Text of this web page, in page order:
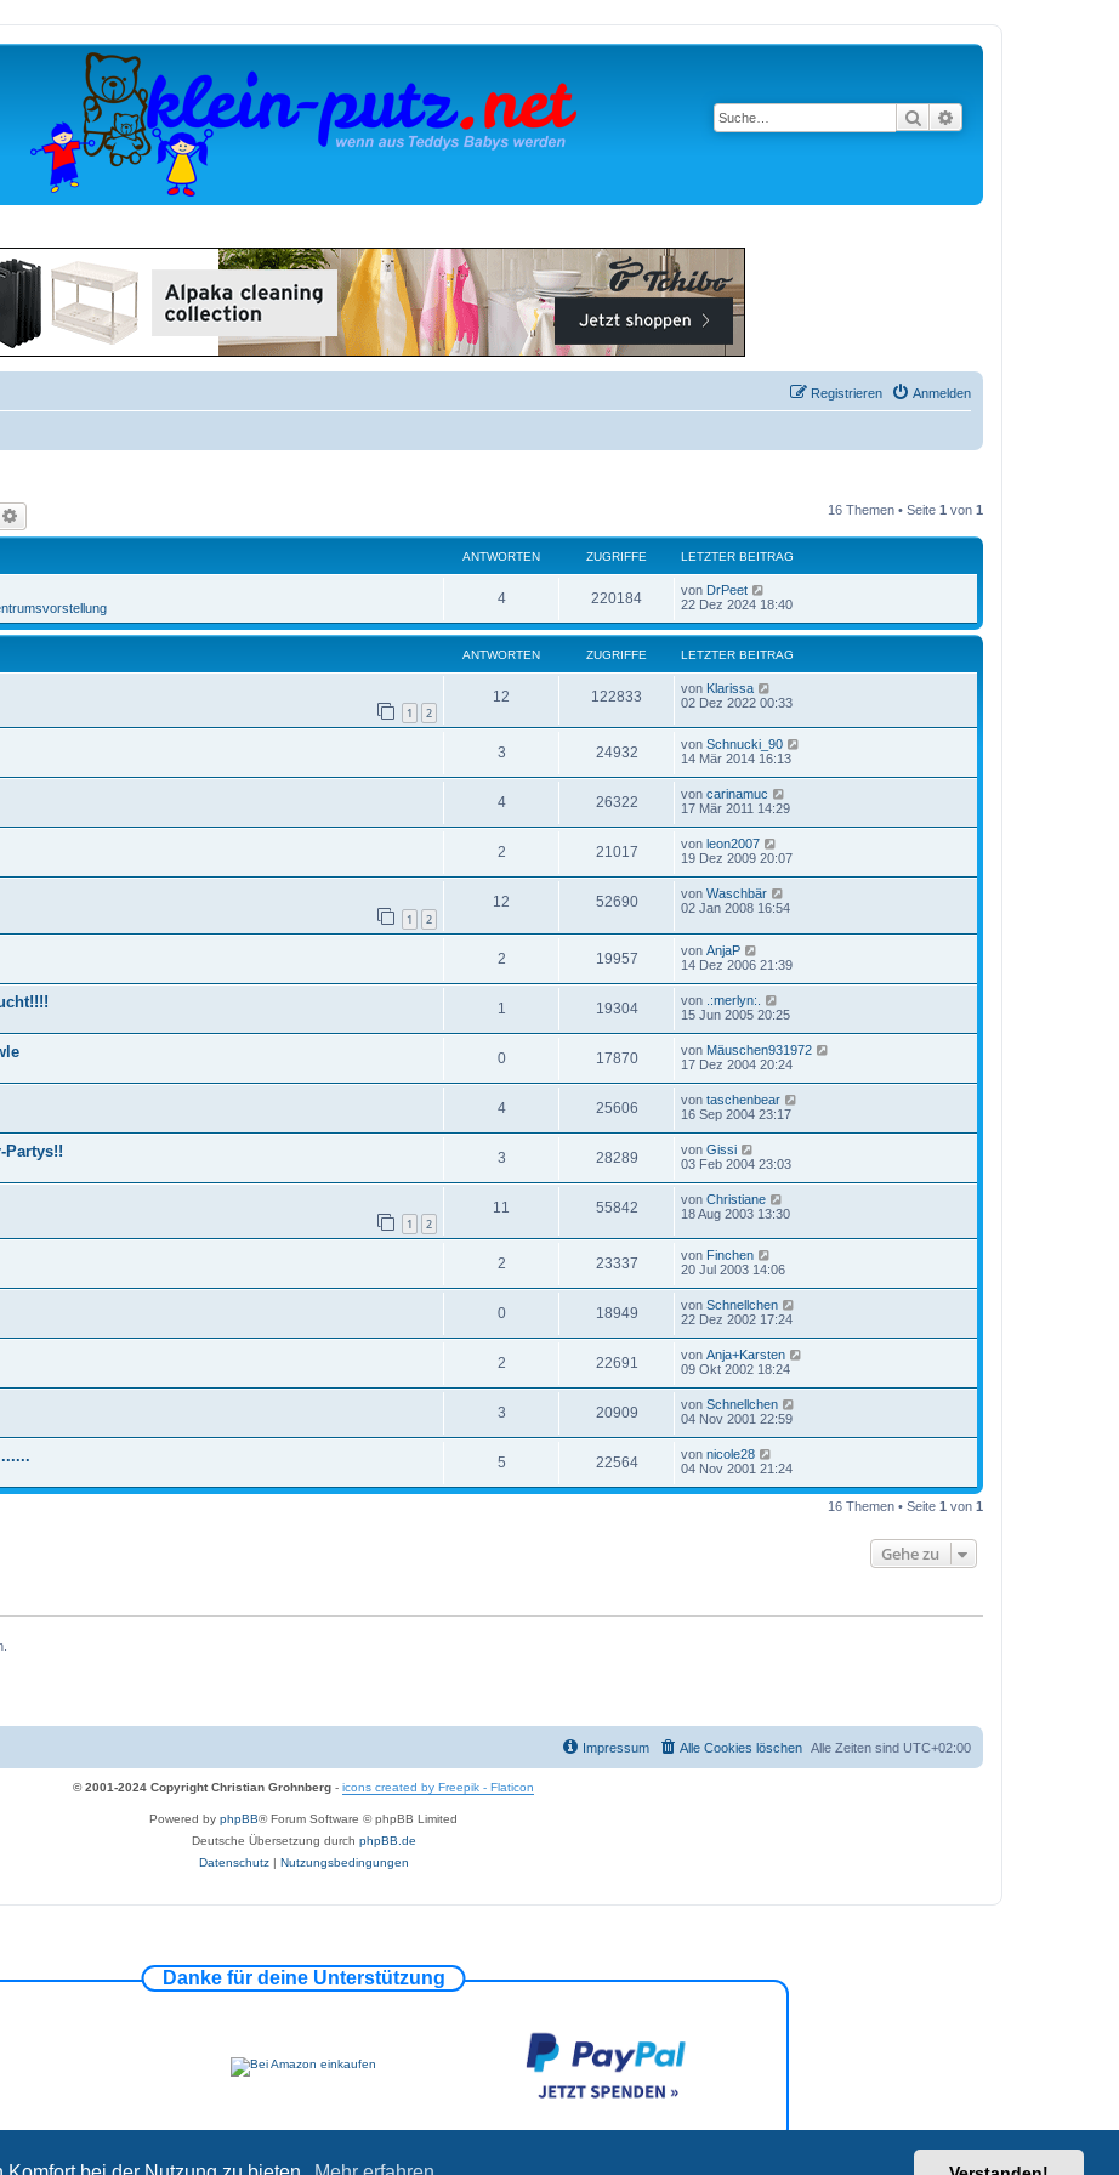
Suche
Anmelden
Registrieren
16 Themen • Seite 1 von 1
ANTWORTEN ZUGRIFFE LETZTER BEITRAG
4 220184 von DrPeet
22 Dez 2024 18:40
ANTWORTEN ZUGRIFFE LETZTER BEITRAG
1 2
12 122833 von Klarissa
02 Dez 2022 00:33
3 24932 von Schnucki_90
14 Mär 2014 16:13
4 26322 von carinamuc
17 Mär 2011 14:29
2 21017 von leon2007
19 Dez 2009 20:07
1 2
12 52690 von Waschbär
02 Jan 2008 16:54
2 19957 von AnjaP
14 Dez 2006 21:39
1 19304 von .:merlyn:.
15 Jun 2005 20:25
0 17870 von Mäuschen931972
17 Dez 2004 20:24
4 25606 von taschenbear
16 Sep 2004 23:17
Partys!! 3 28289 von Gissi
03 Feb 2004 23:03
1 2
11 55842 von Christiane
18 Aug 2003 13:30
2 23337 von Finchen
20 Jul 2003 14:06
0 18949 von Schnellchen
22 Dez 2002 17:24
2 22691 von Anja+Karsten
09 Okt 2002 18:24
3 20909 von Schnellchen
04 Nov 2001 22:59
5 22564 von nicole28
04 Nov 2001 21:24
16 Themen • Seite 1 von 1
Gehe zu
Alle Zeiten sind UTC+02:00
Alle Cookies löschen
Impressum
© 2001-2024 Copyright Christian Grohnberg - icons created by Freepik - Flaticon
Powered by phpBB® Forum Software © phpBB Limited
Deutsche Übersetzung durch phpBB.de
Datenschutz| Nutzungsbedingungen
Danke für deine Unterstützung